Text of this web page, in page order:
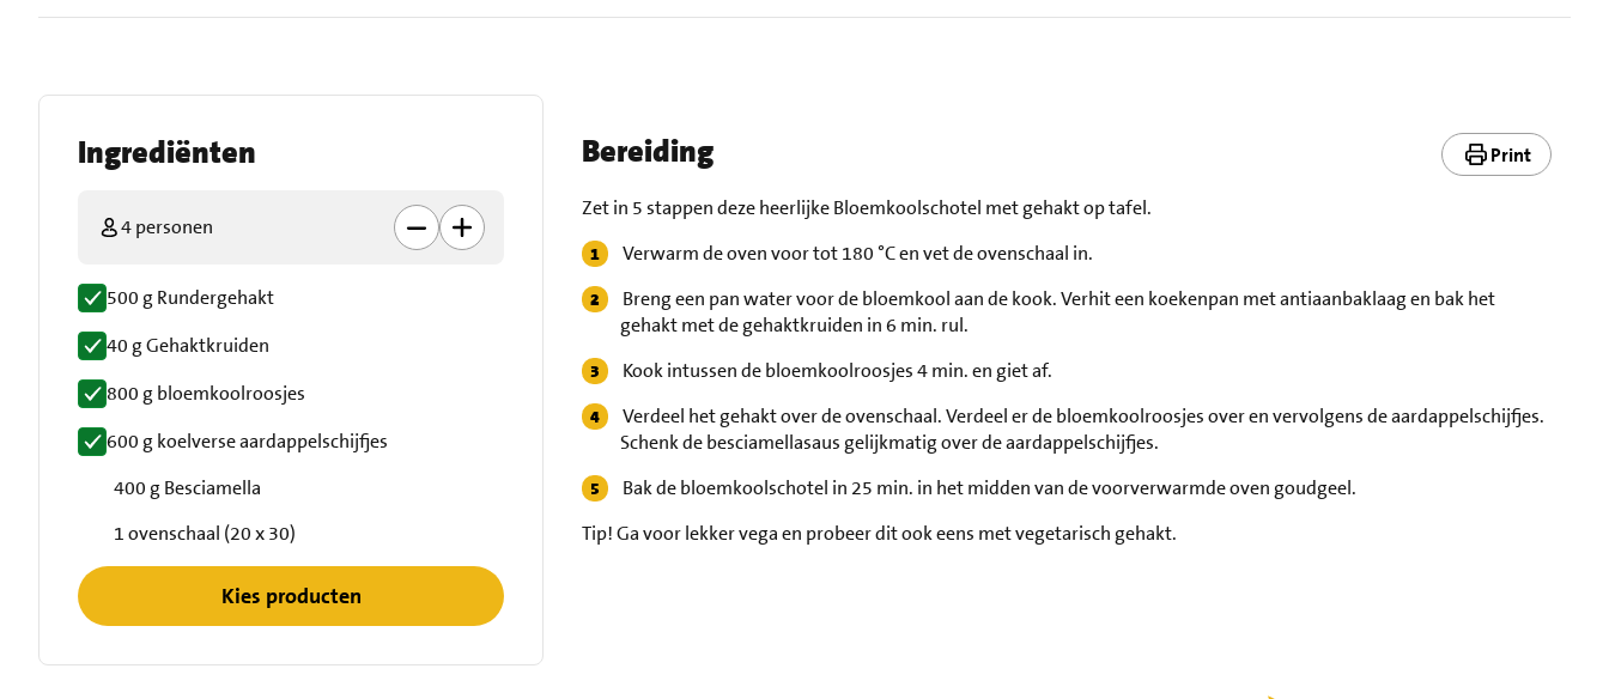
Ingrediënten
4 personen
500 g Rundergehakt
40 g Gehaktkruiden
800 g bloemkoolroosjes
600 g koelverse aardappelschijfjes
400 g Besciamella
1 ovenschaal (20 x 30)
Kies producten
Bereiding Print
Zet in 5 stappen deze heerlijke Bloemkoolschotel met gehakt op tafel.
Verwarm de oven voor tot 180 °C en vet de ovenschaal in.
Breng een pan water voor de bloemkool aan de kook. Verhit een koekenpan met antiaanbaklaag en bak het
gehakt met de gehaktkruiden in 6 min. rul.
Kook intussen de bloemkoolroosjes 4 min. en giet af.
Verdeel het gehakt over de ovenschaal. Verdeel er de bloemkoolroosjes over en vervolgens de aardappelschijfjes.
Schenk de besciamellasaus gelijkmatig over de aardappelschijfjes.
Bak de bloemkoolschotel in 25 min. in het midden van de voorverwarmde oven goudgeel.
Tip! Ga voor lekker vega en probeer dit ook eens met vegetarisch gehakt.